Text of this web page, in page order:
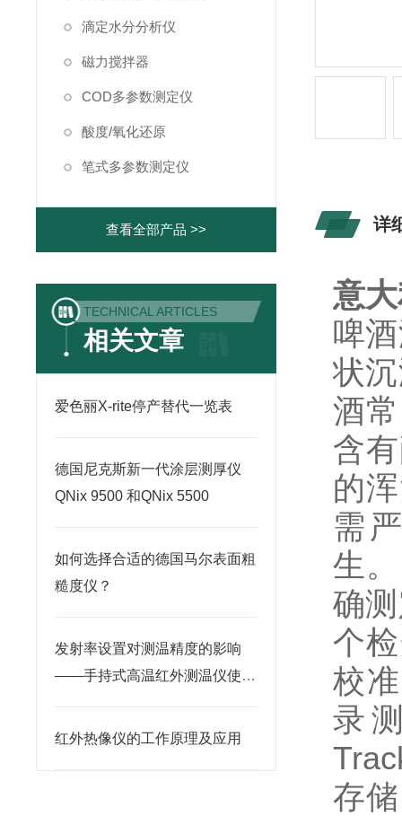
滴定水分分析仪
磁力搅拌器
COD多参数测定仪
酸度/氧化还原
笔式多参数测定仪
查看全部产品 >>
TECHNICAL ARTICLES
相关文章
爱色丽X-rite停产替代一览表
德国尼克斯新一代涂层测厚仪
QNix 9500 和QNix 5500
如何选择合适的德国马尔表面粗
糙度仪？
发射率设置对测温精度的影响
——手持式高温红外测温仪使用
红外热像仪的工作原理及应用
详
意
啤
状
酒
含
的
需
生。
确
个
校
录
存